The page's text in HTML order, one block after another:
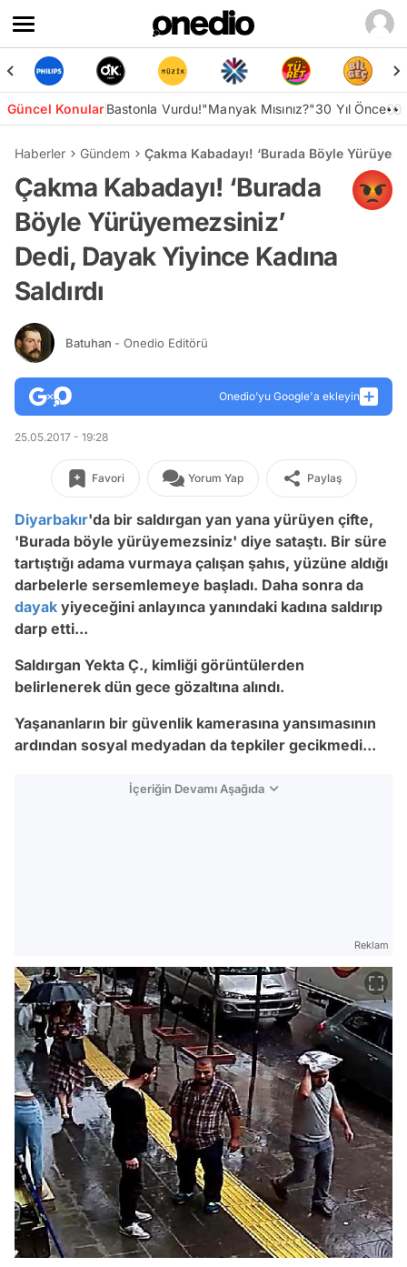
Güncel KonularBastonla Vurdu!"Manyak Mısınız?"30 Yıl Önce👀
Haberler Gündem Çakma Kabadayı! ‘Burada Böyle
Çakma Kabadayı! ‘Burada
Böyle Yürüyemezsiniz’
Dedi, Dayak Yiyince Kadına
Saldırdı
Batuhan - Onedio Editörü
Onedio’yu Google'a ekleyin
25.05.2017 - 19:28
Favori Yorum Yap Paylaş
Diyarbakır'da bir saldırgan yan yana yürüyen çifte,
'Burada böyle yürüyemezsiniz' diye sataştı. Bir süre
tartıştığı adama vurmaya çalışan şahıs, yüzüne aldığı
darbelerle sersemlemeye başladı. Daha sonra da
dayak yiyeceğini anlayınca yanındaki kadına saldırıp
darp etti...
Saldırgan Yekta Ç., kimliği görüntülerden
belirlenerek dün gece gözaltına alındı.
Yaşananların bir güvenlik kamerasına yansımasının
ardından sosyal medyadan da tepkiler gecikmedi...
İçeriğin Devamı Aşağıda
Reklam